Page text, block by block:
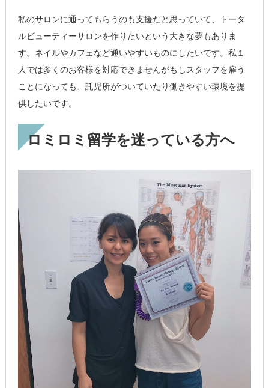
私のサロンに通ってもらうのも支援だと思っていて、トータ
ルビューティーサロンを作りたいという大きな夢もありま
す。ネイルやカフェなど通いやすいものにしたいです。私１
人では多くのお客様を対応できませんがもしスタッフを雇う
ことになっても、託児所がついていたり働きやすい環境を提
供したいです。
ロミロミ留学を迷っている方へ